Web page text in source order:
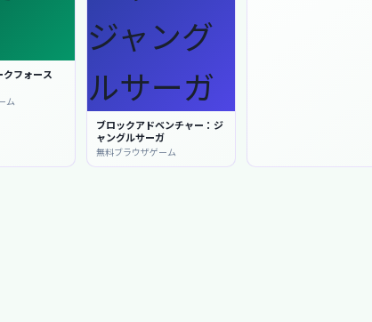
クフォース
ム
ブロックアドベンチャー：ジ
ャングルサーガ
無料ブラウザゲーム